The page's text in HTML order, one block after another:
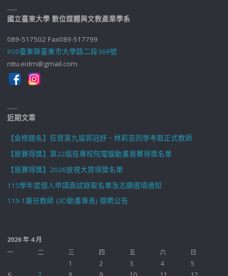
國立臺東大學 數位媒體與文教產業學系
089-517502 Fax089-517799
950臺東縣臺東市大學路二段369號
nttu.eidm@gmail.com
近期文章
【金榜題名】狂賀第九屆郭冠妤、林莉芸同學考取正式教師
【競賽得獎】第22屆技專校院電腦動畫競賽得獎名單
【競賽得獎】2026放視大賞得獎名單
115學年度個人申請面試錄取名單及志願選填通知
115-1兼任教師 (3D動畫專長) 徵聘公告
2026 年 4 月
一
二 三 四 五 六
日
1
2 3 4
5